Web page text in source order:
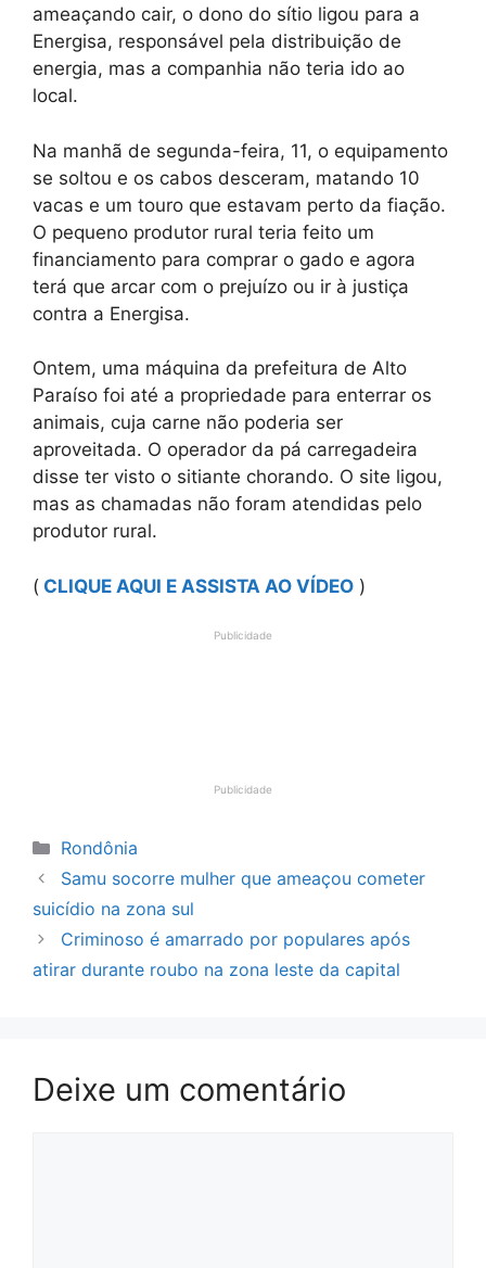
ameaçando cair, o dono do sítio ligou para a
Energisa, responsável pela distribuição de
energia, mas a companhia não teria ido ao
local.
Na manhã de segunda-feira, 11, o equipamento
se soltou e os cabos desceram, matando 10
vacas e um touro que estavam perto da fiação.
O pequeno produtor rural teria feito um
financiamento para comprar o gado e agora
terá que arcar com o prejuízo ou ir à justiça
contra a Energisa.
Ontem, uma máquina da prefeitura de Alto
Paraíso foi até a propriedade para enterrar os
animais, cuja carne não poderia ser
aproveitada. O operador da pá carregadeira
disse ter visto o sitiante chorando. O site ligou,
mas as chamadas não foram atendidas pelo
produtor rural.
( CLIQUE AQUI E ASSISTA AO VÍDEO )
Publicidade
Publicidade
Categorias
Rondônia
Samu socorre mulher que ameaçou cometer
suicídio na zona sul
Criminoso é amarrado por populares após
atirar durante roubo na zona leste da capital
Deixe um comentário